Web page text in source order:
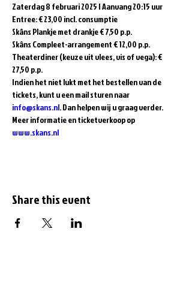
Zaterdag 8 februari 2025 | Aanvang 20:15 uur
Entree: € 23,00 incl. consumptie
Skâns Plankje met drankje € 7,50 p.p.
Skâns Compleet-arrangement € 12,00 p.p.
Theaterdiner (keuze uit vlees, vis of vega): €
27,50 p.p.
Indien het niet lukt met het bestellen van de
tickets, kunt u een mail sturen naar
info@skans.nl. Dan helpen wij u graag verder.
Meer informatie en ticketverkoop op
www.skans.nl
Share this event